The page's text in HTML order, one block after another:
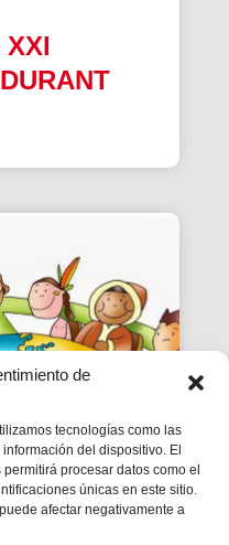
de
tecnologías como las
del dispositivo. El
procesar datos como el
únicas en este sitio.
afectar negativamente a